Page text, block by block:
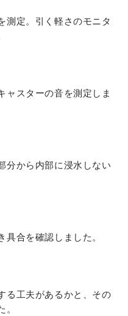
測定。引く軽さのモニタ
ャスターの音を測定しま
分から内部に浸水しない
合を確認しました。
る工夫があるかと、その